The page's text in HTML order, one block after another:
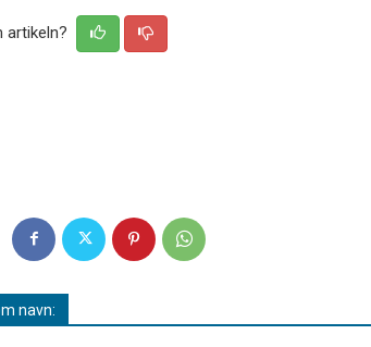
artikeln?
navn: